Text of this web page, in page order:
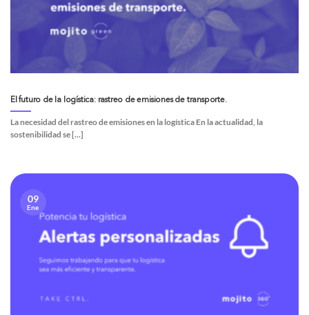
El futuro de la logística: rastreo de emisiones de transporte.
La necesidad del rastreo de emisiones en la logística En la actualidad, la
sostenibilidad se [...]
09
Ene